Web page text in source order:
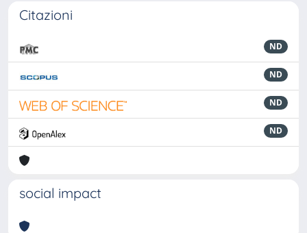
Citazioni
ND
ND
ND
ND
social impact